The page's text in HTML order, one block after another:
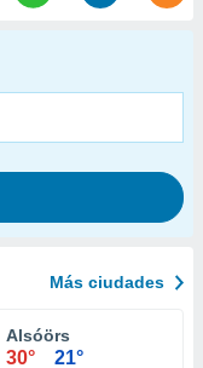
Más ciudades
Alsóörs
30° 21°